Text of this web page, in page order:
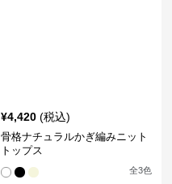
¥4,420 (税込)
骨格ナチュラルかぎ編みニット
トップス
全3色